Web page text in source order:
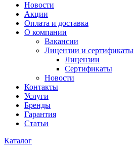
Новости
Акции
Оплата и доставка
О компании
Вакансии
Лицензии и сертификаты
Лицензии
Сертификаты
Новости
Контакты
Услуги
Бренды
Гарантия
Статьи
Каталог